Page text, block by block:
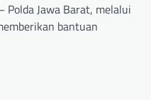
Polda Jawa Barat, melalui
bantuan